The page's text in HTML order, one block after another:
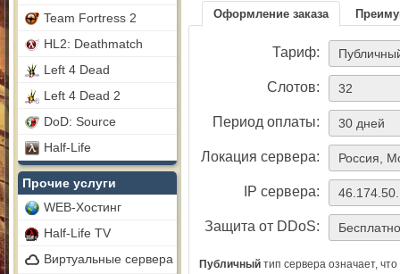
Team Fortress 2
HL2: Deathmatch
Left 4 Dead
Left 4 Dead 2
DoD: Source
Half-Life
Прочие услуги
WEB-Хостинг
Half-Life TV
Виртуальные сервера
Оформление заказа
Тариф:
Слотов:
Период оплаты:
Локация сервера:
IP сервера:
Защита от DDoS:
Публичный тип сервера означает,